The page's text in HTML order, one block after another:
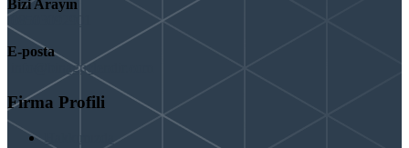
Bizi Arayın
E-posta
info@binaguclendir.com
Firma Profili
Hakkımızda